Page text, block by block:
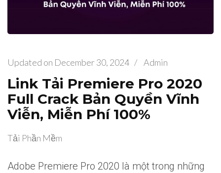
Updated on December 30, 2024 / Admin
Link Tải Premiere Pro 2020
Full Crack Bản Quyền Vĩnh
Viễn, Miễn Phí 100%
Tải Phần Mềm
Adobe Premiere Pro 2020 là một trong những